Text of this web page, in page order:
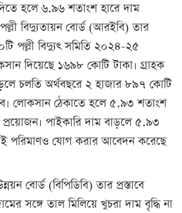
হলে ৬.৯৬ শতাংশ হারে দাম
বিদ্যুতায়ন বোর্ড (আরইবি) তার
পল্লী বিদ্যুৎ সমিতি ২০২৪-২৫
দিয়েছে ১৬৯৮ কোটি টাকা। গ্রাহক
চলতি অর্থবছরে ২ হাজার ৮৯৭ কোটি
লোকসান ঠেকাতে হলে ৫.৯৩ শতাংশ
প্রয়োজন। পাইকারি দাম বাড়লে ৫.৯৩
পরিমাণও যোগ করার আবেদন করেছে
বোর্ড (বিপিডিবি) তার প্রস্তাবে
সঙ্গে তাল মিলিয়ে খুচরা দাম বৃদ্ধি না